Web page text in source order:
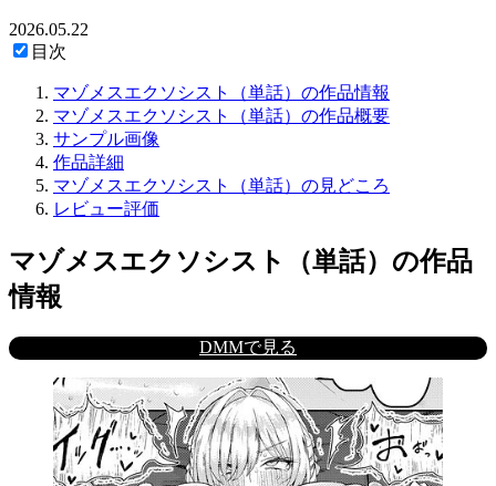
2026.05.22
目次
マゾメスエクソシスト（単話）の作品情報
マゾメスエクソシスト（単話）の作品概要
サンプル画像
作品詳細
マゾメスエクソシスト（単話）の見どころ
レビュー評価
マゾメスエクソシスト（単話）の作品
情報
DMMで見る